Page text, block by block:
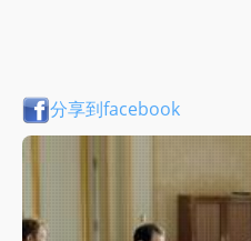
分享到facebook